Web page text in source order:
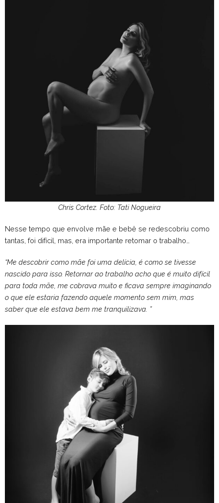
Chris Cortez. Foto: Tati Nogueira
Nesse tempo que envolve mãe e bebê se redescobriu como
tantas, foi difícil, mas, era importante retomar o trabalho…
“Me descobrir como mãe foi uma delícia, é como se tivesse
nascido para isso. Retornar ao trabalho acho que é muito difícil
para toda mãe, me cobrava muito e ficava sempre imaginando
o que ele estaria fazendo aquele momento sem mim, mas
saber que ele estava bem me tranquilizava. ”